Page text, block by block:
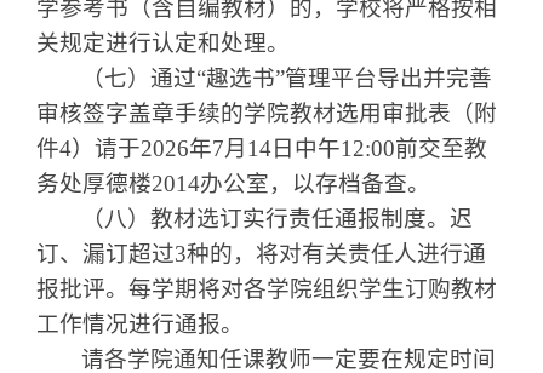
学参考书（含自编教材）的，学校将严格按相
关规定进行认定和处理。
（七）通过“趣选书”管理平台导出并完善
审核签字盖章手续的学院教材选用审批表（附
件4）请于2026年7月 14日中午12:00前交至教
务处厚德楼2014办公室，以存档备查。
（八）教材选订实行责任通报制度。迟
订、漏订超过3种的，将对有关责任人进行通
报批评。每学期将对各学院组织学生订购教材
工作情况进行通报。
请各学院通知任课教师一定要在规定时间